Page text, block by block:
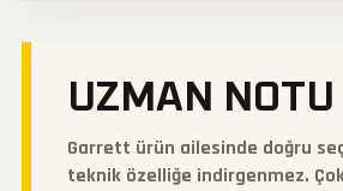
UZMAN NOTU
Garrett ürün ailesinde doğru
teknik özelliğe indirgenmez.